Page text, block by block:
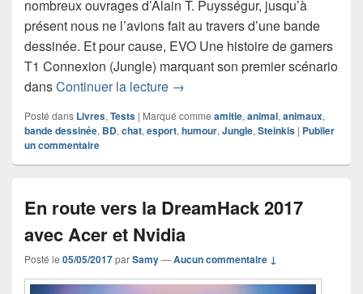
nombreux ouvrages d’Alain T. Puysségur, jusqu’à
présent nous ne l’avions fait au travers d’une bande
dessinée. Et pour cause, EVO Une histoire de gamers
T1 Connexion (Jungle) marquant son premier scénario
dansContinuer la lecture Chronique bande dessinée
→
Posté dans Livres, Tests | Marqué comme amitie, animal, animaux,
bande dessinée, BD, chat, esport, humour, Jungle, Steinkis | Publier
un commentaire
En route vers la DreamHack 2017
avec Acer et Nvidia
Posté le 05/05/2017parSamy—Aucun commentaire ↓